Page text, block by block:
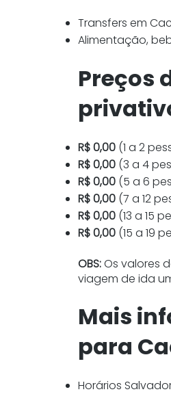
Transfers em
Alimentação,
Preços
R$ 0,00 (1 a 2
R$ 0,00 (3 a 4
R$ 0,00 (5 a 6
R$ 0,00 (7 a 12
R$ 0,00 (13 a 15
R$ 0,00 (15 a 19
OBS:Os valores
viagem de ida
Mais
para
Horários